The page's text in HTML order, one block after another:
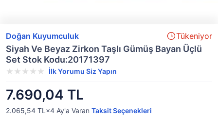
Doğan Kuyumculuk Tükeniyor
Siyah Ve Beyaz Zirkon Taşlı Gümüş Bayan Üçlü
Set Stok Kodu:20171397
İlk Yorumu Siz Yapın
7.690,04 TL
2.065,54 TL×4 Ay'a Varan Taksit Seçenekleri